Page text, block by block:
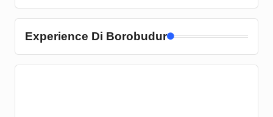
Experience Di Borobudur